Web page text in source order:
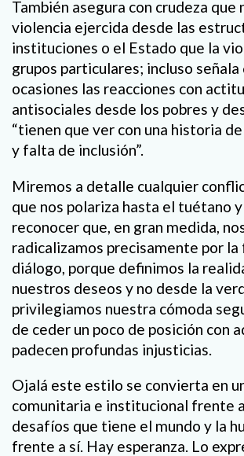
También asegura con crudeza que
violencia ejercida desde las
instituciones o el Estado que la
grupos particulares; incluso señala
ocasiones las reacciones con
antisociales desde los pobres y
“tienen que ver con una historia
y falta de inclusión”.
Miremos a detalle cualquier
que nos polariza hasta el tuétano
reconocer que, en gran medida,
radicalizamos precisamente por
diálogo, porque definimos la
nuestros deseos y no desde la
privilegiamos nuestra cómoda
de ceder un poco de posición con
padecen profundas injusticias.
Ojalá este estilo se convierta en
comunitaria e institucional frente
desafíos que tiene el mundo y la
frente a sí. Hay esperanza. Lo